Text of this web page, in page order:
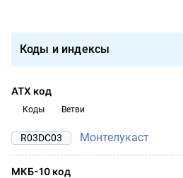
Коды и индексы
АТХ код
Коды Ветви
R03DC03 Монтелукаст
МКБ-10 код